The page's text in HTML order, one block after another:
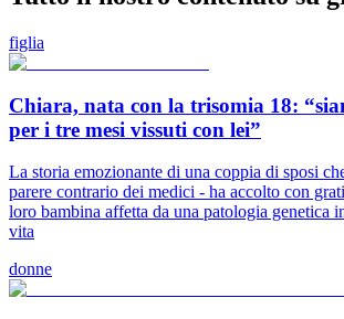
figlia
Chiara, nata con la trisomia 18:
per i tre mesi vissuti con lei”
La storia emozionante di una coppia di sposi
parere contrario dei medici - ha accolto con
loro bambina affetta da una patologia genetica
vita
donne